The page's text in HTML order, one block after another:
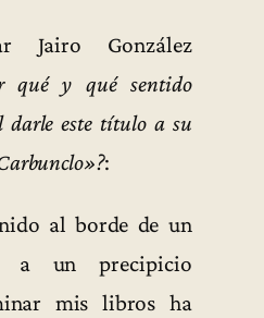
Jairo González
qué y qué sentido
darle este título a su
:
al borde de un
a un precipicio
mis libros ha